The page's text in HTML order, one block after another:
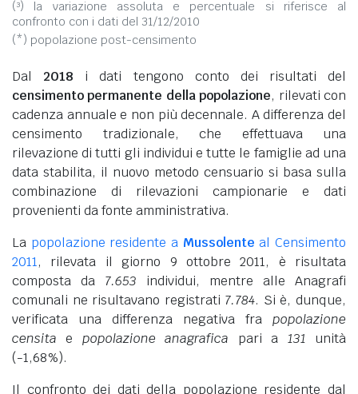
(³) la variazione assoluta e percentuale si riferisce al
confronto con i dati del 31/12/2010
(*) popolazione post-censimento
Dal 2018 i dati tengono conto dei risultati del
censimento permanente della popolazione, rilevati con
cadenza annuale e non più decennale. A differenza del
censimento tradizionale, che effettuava una
rilevazione di tutti gli individui e tutte le famiglie ad una
data stabilita, il nuovo metodo censuario si basa sulla
combinazione di rilevazioni campionarie e dati
provenienti da fonte amministrativa.
La popolazione residente a Mussolente al Censimento
2011, rilevata il giorno 9 ottobre 2011, è risultata
composta da 7.653 individui, mentre alle Anagrafi
comunali ne risultavano registrati 7.784. Si è, dunque,
verificata una differenza negativa fra popolazione
censita e popolazione anagrafica pari a 131 unità
(-1,68%).
Il confronto dei dati della popolazione residente dal